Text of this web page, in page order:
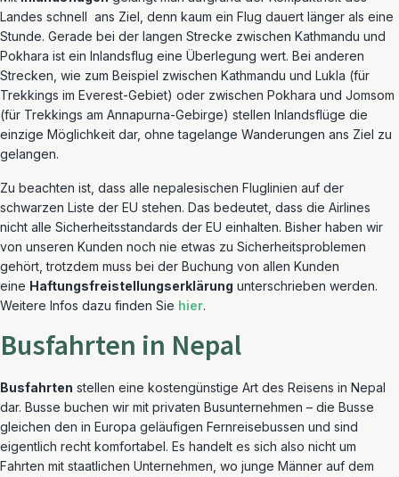
Landes schnell ans Ziel, denn kaum ein Flug dauert länger als eine
Stunde. Gerade bei der langen Strecke zwischen Kathmandu und
Pokhara ist ein Inlandsflug eine Überlegung wert. Bei anderen
Strecken, wie zum Beispiel zwischen Kathmandu und Lukla (für
Trekkings im Everest-Gebiet) oder zwischen Pokhara und Jomsom
(für Trekkings am Annapurna-Gebirge) stellen Inlandsflüge die
einzige Möglichkeit dar, ohne tagelange Wanderungen ans Ziel zu
gelangen.
Zu beachten ist, dass alle nepalesischen Fluglinien auf der
schwarzen Liste der EU stehen. Das bedeutet, dass die Airlines
nicht alle Sicherheitsstandards der EU einhalten. Bisher haben wir
von unseren Kunden noch nie etwas zu Sicherheitsproblemen
gehört, trotzdem muss bei der Buchung von allen Kunden
eine Haftungsfreistellungserklärung unterschrieben werden.
Weitere Infos dazu finden Sie hier.
Busfahrten in Nepal
Busfahrten stellen eine kostengünstige Art des Reisens in Nepal
dar. Busse buchen wir mit privaten Busunternehmen – die Busse
gleichen den in Europa geläufigen Fernreisebussen und sind
eigentlich recht komfortabel. Es handelt es sich also nicht um
Fahrten mit staatlichen Unternehmen, wo junge Männer auf dem